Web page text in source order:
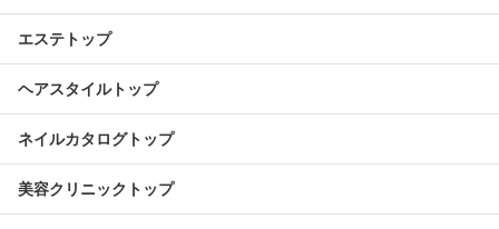
エステトップ
ヘアスタイルトップ
ネイルカタログトップ
美容クリニックトップ